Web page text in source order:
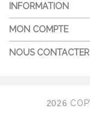
INFORMATION
MON COMPTE
NOUS CONTACTER
2026